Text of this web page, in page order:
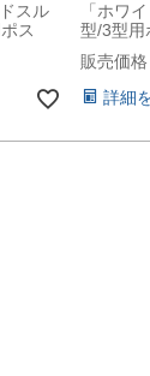
スル
ス
「ホワ
型/3型用
販売
詳細